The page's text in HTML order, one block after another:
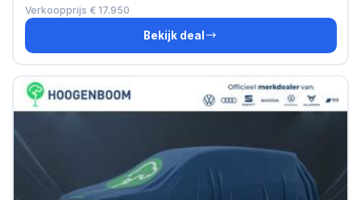
Verkoopprijs € 17.950
Bekijk deal